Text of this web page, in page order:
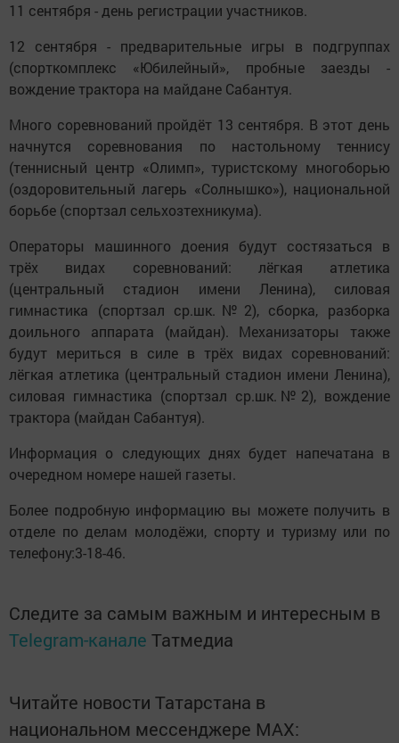
11 сентября - день регистрации участников.
12 сентября - предварительные игры в подгруппах
(спорткомплекс «Юбилейный», пробные заезды -
вождение трактора на майдане Сабантуя.
Много соревнований пройдёт 13 сентября. В этот день
начнутся соревнования по настольному теннису
(теннисный центр «Олимп», туристскому многоборью
(оздоровительный лагерь «Солнышко»), национальной
борьбе (спортзал сельхозтехникума).
Операторы машинного доения будут состязаться в
трёх видах соревнований: лёгкая атлетика
(центральный стадион имени Ленина), силовая
гимнастика (спортзал ср.шк.№2), сборка, разборка
доильного аппарата (майдан). Механизаторы также
будут мериться в силе в трёх видах соревнований:
лёгкая атлетика (центральный стадион имени Ленина),
силовая гимнастика (спортзал ср.шк.№2), вождение
трактора (майдан Сабантуя).
Информация о следующих днях будет напечатана в
очередном номере нашей газеты.
Более подробную информацию вы можете получить в
отделе по делам молодёжи, спорту и туризму или по
телефону:3-18-46.
Следите за самым важным и интересным в
Telegram-канале Татмедиа
Читайте новости Татарстана в
национальном мессенджере MАХ: